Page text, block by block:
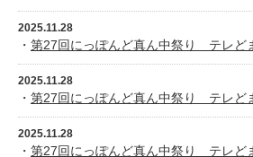
2025.11.28
・ 第27回にっぽんど真ん中祭り テレど
2025.11.28
・ 第27回にっぽんど真ん中祭り テレど
2025.11.28
・ 第27回にっぽんど真ん中祭り テレど